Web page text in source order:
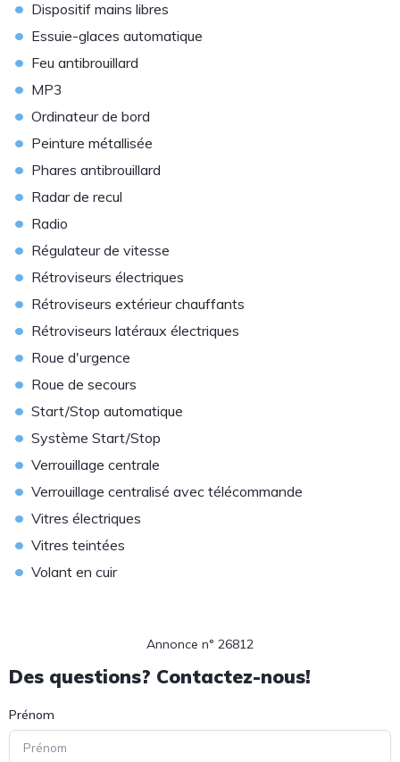
• Dispositif mains libres
• Essuie-glaces automatique
• Feu antibrouillard
• MP3
• Ordinateur de bord
• Peinture métallisée
• Phares antibrouillard
• Radar de recul
• Radio
• Régulateur de vitesse
• Rétroviseurs électriques
• Rétroviseurs extérieur chauffants
• Rétroviseurs latéraux électriques
• Roue d'urgence
• Roue de secours
• Start/Stop automatique
• Système Start/Stop
• Verrouillage centrale
• Verrouillage centralisé avec télécommande
• Vitres électriques
• Vitres teintées
• Volant en cuir
Annonce n° 26812
Des questions? Contactez-nous!
Prénom